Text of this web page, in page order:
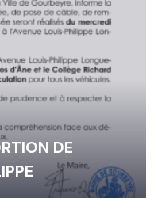
DE